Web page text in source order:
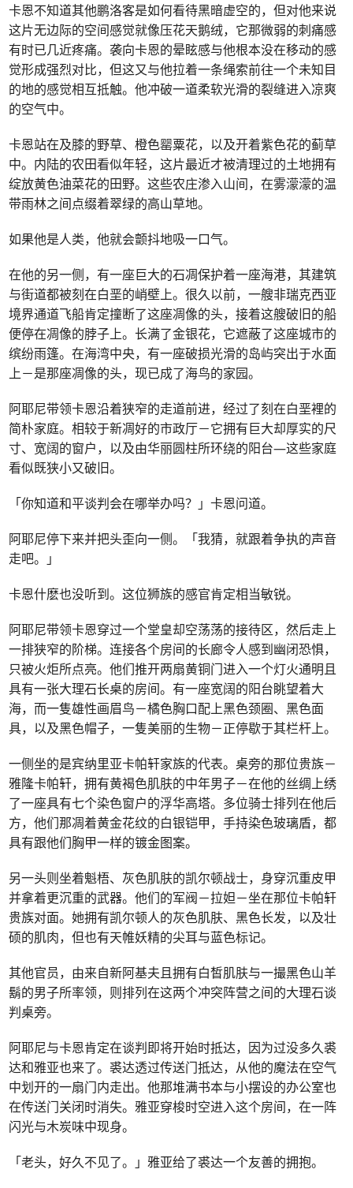
卡恩不知道其他鹏洛客是如何看待黑暗虚空的，但对他来说
这片无边际的空间感觉就像压花天鹅绒，它那微弱的刺痛感
有时已几近疼痛。袭向卡恩的晕眩感与他根本没在移动的感
觉形成强烈对比，但这又与他拉着一条绳索前往一个未知目
的地的感觉相互抵触。他冲破一道柔软光滑的裂缝进入凉爽
的空气中。
卡恩站在及膝的野草、橙色罂粟花，以及开着紫色花的蓟草
中。内陆的农田看似年轻，这片最近才被清理过的土地拥有
绽放黄色油菜花的田野。这些农庄渗入山间，在雾濛濛的温
带雨林之间点缀着翠绿的高山草地。
如果他是人类，他就会颤抖地吸一口气。
在他的另一侧，有一座巨大的石凋保护着一座海港，其建筑
与街道都被刻在白垩的峭壁上。很久以前，一艘非瑞克西亚
境界通道飞船肯定撞断了这座凋像的头，接着这艘破旧的船
便停在凋像的脖子上。长满了金银花，它遮蔽了这座城市的
缤纷雨篷。在海湾中央，有一座破损光滑的岛屿突出于水面
上－是那座凋像的头，现已成了海鸟的家园。
阿耶尼带领卡恩沿着狭窄的走道前进，经过了刻在白垩裡的
简朴家庭。相较于新凋好的市政厅－它拥有巨大却厚实的尺
寸、宽阔的窗户，以及由华丽圆柱所环绕的阳台—这些家庭
看似既狭小又破旧。
「你知道和平谈判会在哪举办吗？」卡恩问道。
阿耶尼停下来并把头歪向一侧。「我猜，就跟着争执的声音
走吧。」
卡恩什麽也没听到。这位狮族的感官肯定相当敏锐。
阿耶尼带领卡恩穿过一个堂皇却空荡荡的接待区，然后走上
一排狭窄的阶梯。连接各个房间的长廊令人感到幽闭恐惧，
只被火炬所点亮。他们推开两扇黄铜门进入一个灯火通明且
具有一张大理石长桌的房间。有一座宽阔的阳台眺望着大
海，而一隻雄性画眉鸟－橘色胸口配上黑色颈圈、黑色面
具，以及黑色帽子，一隻美丽的生物－正停歇于其栏杆上。
一侧坐的是宾纳里亚卡帕轩家族的代表。桌旁的那位贵族－
雅隆卡帕轩，拥有黄褐色肌肤的中年男子－在他的丝绸上绣
了一座具有七个染色窗户的浮华高塔。多位骑士排列在他后
方，他们那凋着黄金花纹的白银铠甲，手持染色玻璃盾，都
具有跟他们胸甲一样的镀金图案。
另一头则坐着魁梧、灰色肌肤的凯尔顿战士，身穿沉重皮甲
并拿着更沉重的武器。他们的军阀－拉妲－坐在那位卡帕轩
贵族对面。她拥有凯尔顿人的灰色肌肤、黑色长发，以及壮
硕的肌肉，但也有天帷妖精的尖耳与蓝色标记。
其他官员，由来自新阿基夫且拥有白皙肌肤与一撮黑色山羊
鬍的男子所率领，则排列在这两个冲突阵营之间的大理石谈
判桌旁。
阿耶尼与卡恩肯定在谈判即将开始时抵达，因为过没多久裘
达和雅亚也来了。裘达透过传送门抵达，从他的魔法在空气
中划开的一扇门内走出。他那堆满书本与小摆设的办公室也
在传送门关闭时消失。雅亚穿梭时空进入这个房间，在一阵
闪光与木炭味中现身。
「老头，好久不见了。」雅亚给了裘达一个友善的拥抱。